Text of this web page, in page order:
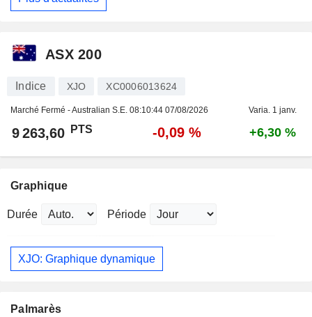
ASX 200
Indice XJO XC0006013624
Marché Fermé - Australian S.E. 08:10:44 07/08/2026 Varia. 1 janv.
9 263,60 PTS -0,09 % +6,30 %
Graphique
Durée Période
XJO: Graphique dynamique
Palmarès